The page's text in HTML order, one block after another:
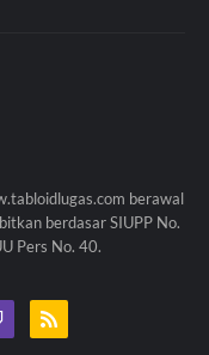
berawal
berdasar SIUPP No.
Pers No. 40.